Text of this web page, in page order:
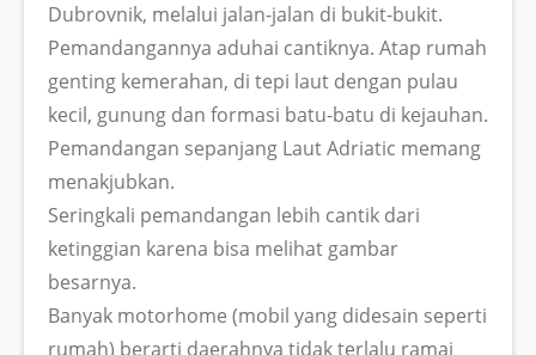
Dubrovnik, melalui jalan-jalan di bukit-bukit.
Pemandangannya aduhai cantiknya. Atap rumah
genting kemerahan, di tepi laut dengan pulau
kecil, gunung dan formasi batu-batu di kejauhan.
Pemandangan sepanjang Laut Adriatic memang
menakjubkan.
Seringkali pemandangan lebih cantik dari
ketinggian karena bisa melihat gambar
besarnya.
Banyak motorhome (mobil yang didesain seperti
rumah) berarti daerahnya tidak terlalu ramai